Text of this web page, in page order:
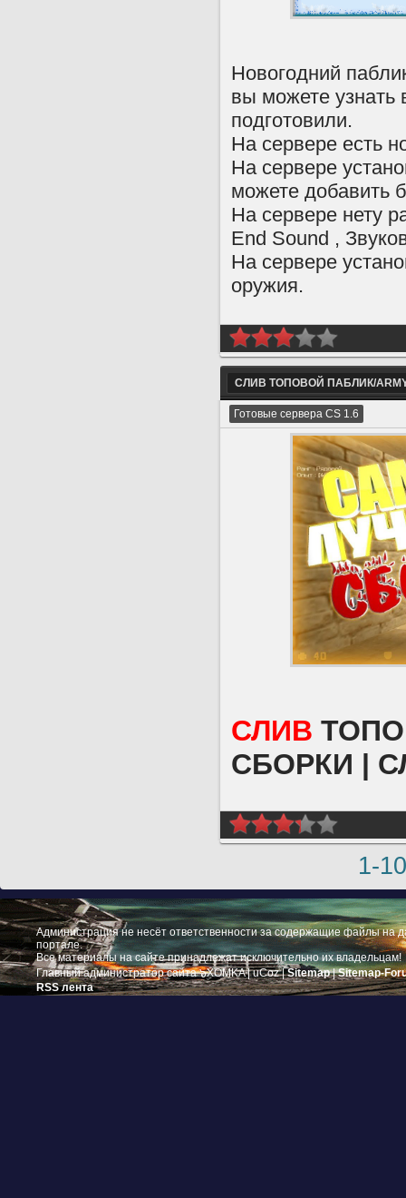
Новогодний
вы можете узнать
подготовили.
На сервере есть
На сервере
можете добавить
На сервере нету
End Sound ,
На сервере
оружия.
СЛИВ ТОПОВОЙ ПАБЛИК/ARMY
Готовые сервера CS 1.6
СЛИВ
СБОРКИ |
1-10
Администрация не несёт ответственности за содержащие файлы на
портале.
Все материалы на сайте принадлежат исключительно их владельцам!
Главный администратор сайта ๖ۣۜXOMKA |uCoz|Sitemap|Sitemap-
RSS лента